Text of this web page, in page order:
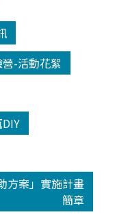
-活動花絮
方案」實施計畫
簡章